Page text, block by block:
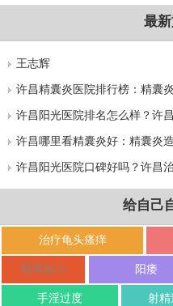
最
王志辉
许昌精囊炎医院排行榜：精囊
许昌阳光医院排名怎么样？许
许昌哪里看精囊炎好：精囊炎
许昌阳光医院口碑好吗？许昌
给自己
治疗龟头瘙痒
阴茎短小 阳痿
手淫过度 射精